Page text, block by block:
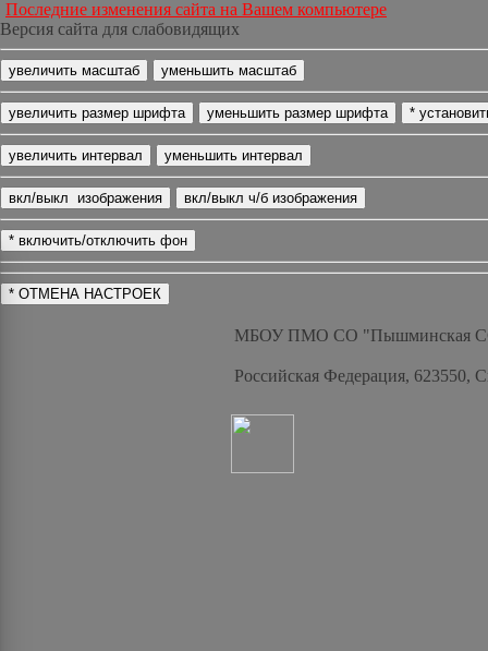
Последние изменения сайта на Вашем компьютере
Версия сайта для слабовидящих
МБОУ ПМО СО "Пышминская
Российская Федерация, 623550,